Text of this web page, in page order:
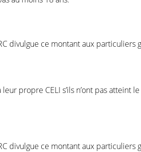
divulgue ce montant aux
propre CELI s’ils n’ont pas atteint
divulgue ce montant aux